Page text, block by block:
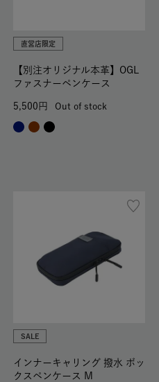
直営店限定
【別注オリジナル本革】OGL
ファスナーペンケース
5,500 Out of stock
SALE
インナーキャリング 撥水 ボッ
クスペンケース M